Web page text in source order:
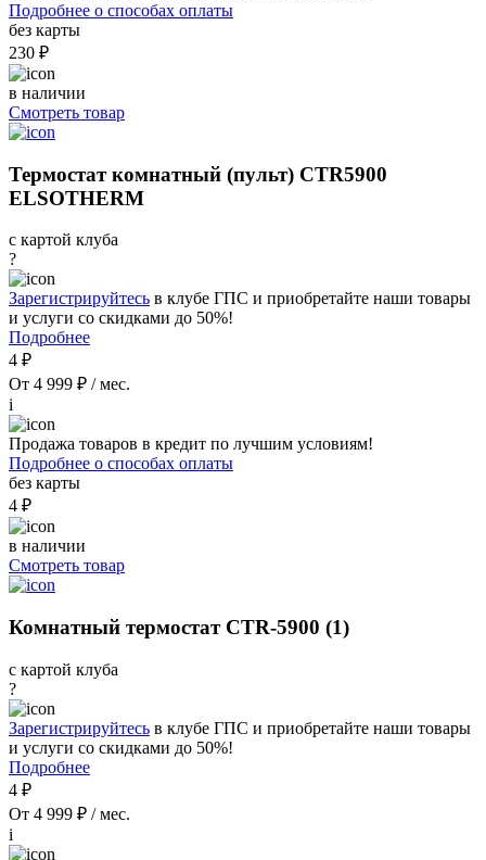
Подробнее о способах оплаты
без карты
230 ₽
в наличии
Смотреть товар
Термостат комнатный (пульт) CTR5900
ELSOTHERM
с картой клуба
?
Зарегистрируйтесь в клубе ГПС и приобретайте наши товары
и услуги со скидками до 50%!
Подробнее
4 ₽
От 4 999 ₽ / мес.
i
Продажа товаров в кредит по лучшим условиям!
Подробнее о способах оплаты
без карты
4 ₽
в наличии
Смотреть товар
Комнатный термостат CTR-5900 (1)
с картой клуба
?
Зарегистрируйтесь в клубе ГПС и приобретайте наши товары
и услуги со скидками до 50%!
Подробнее
4 ₽
От 4 999 ₽ / мес.
i